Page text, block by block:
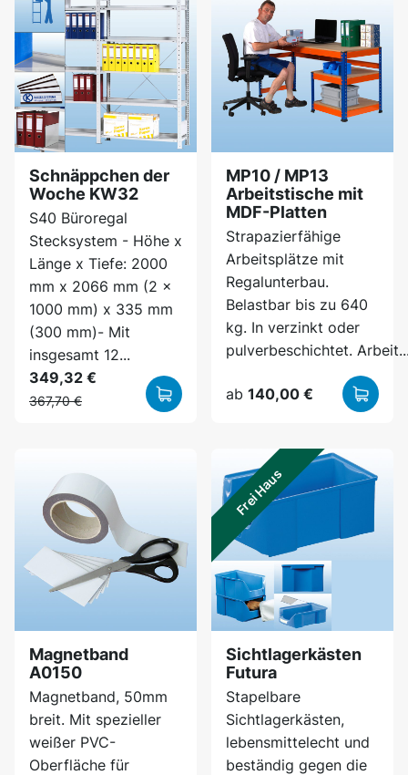
Schnäppchen der
Woche KW32
S40 Büroregal
Stecksystem - Höhe x
Länge x Tiefe: 2000
mm x 2066 mm (2 x
1000 mm) x 335 mm
(300 mm)- Mit
insgesamt 12...
349,32 €
367,70 €
MP10 / MP13
Arbeitstische mit
MDF-Platten
Strapazierfähige
Arbeitsplätze mit
Regalunterbau.
Belastbar bis zu 640
kg. In verzinkt oder
pulverbeschichtet.
ab 140,00 €
Magnetband
A0150
Magnetband, 50mm
breit. Mit spezieller
weißer PVC-
Oberfläche für
Frei Haus
Sichtlagerkästen
Futura
Stapelbare
Sichtlagerkästen,
lebensmittelecht und
beständig gegen die